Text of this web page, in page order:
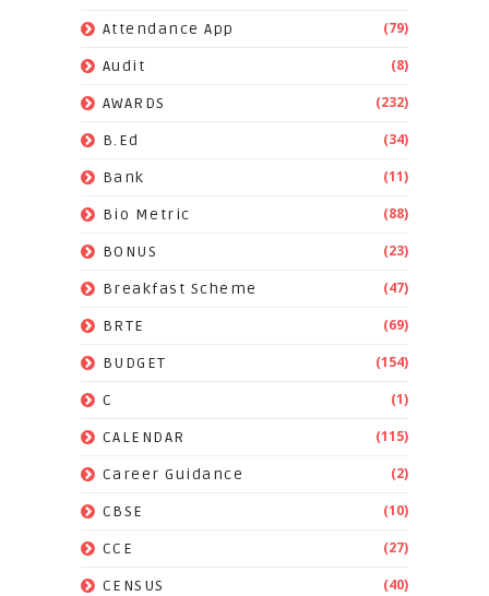
Attendance App
(79)
Audit (8)
AWARDS (232)
B.Ed (34)
Bank (11)
Bio Metric (88)
BONUS (23)
Breakfast Scheme (47)
BRTE (69)
BUDGET (154)
C (1)
CALENDAR (115)
Career Guidance (2)
CBSE (10)
CCE (27)
CENSUS (40)